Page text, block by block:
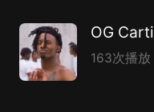
OG Carti
163次播放